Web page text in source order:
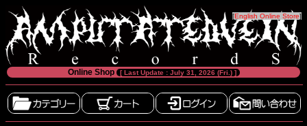
[English Online Store]
Online Shop [ Last Update : July 31, 2026 (Fri.) ]